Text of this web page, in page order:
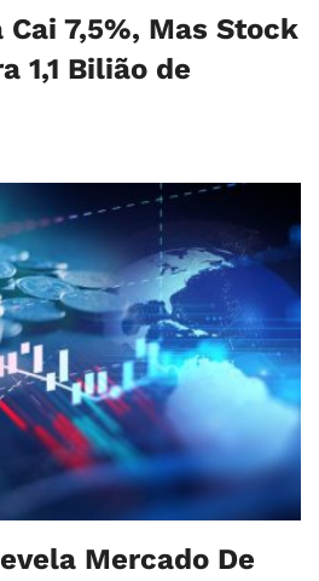
7,5%, Mas Stock
1,1 Bilião de
Mercado De